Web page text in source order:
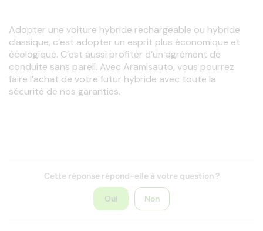
Adopter une voiture hybride rechargeable ou hybride
classique, c’est adopter un esprit plus économique et
écologique. C’est aussi profiter d’un agrément de
conduite sans pareil. Avec Aramisauto, vous pourrez
faire l’achat de votre futur hybride avec toute la
sécurité de nos garanties.
Cette réponse répond-elle à votre question ?
Oui Non